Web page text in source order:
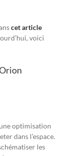
cet article
voici
optimisation
dans l’espace.
les